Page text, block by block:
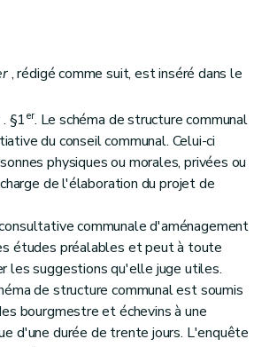
, rédigé comme suit, est inséré dans le
. §1er. Le schéma de structure communal
du conseil communal. Celui-ci
physiques ou morales, privées ou
de l'élaboration du projet de
communale d'aménagement
études préalables et peut à toute
les suggestions qu'elle juge utiles.
de structure communal est soumis
bourgmestre et échevins à une
d'une durée de trente jours. L'enquête